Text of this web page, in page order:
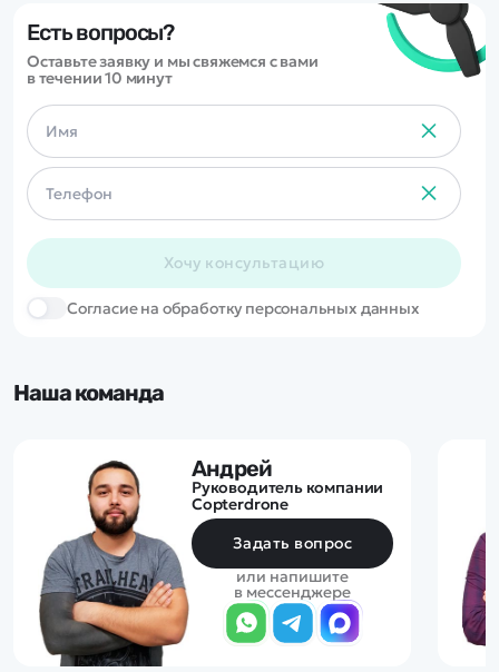
Есть вопросы?
Оставьте заявку и мы свяжемся с вами
в течении 10 минут
Хочу консультацию
Cогласие на обработку персональных данных
Наша команда
Андрей
Руководитель компании
Copterdrone
Задать вопрос
или напишите
в мессенджере